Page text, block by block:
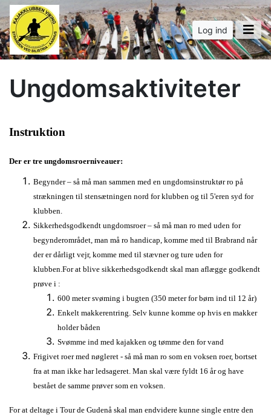
Log ind
Ungdomsaktiviteter
Instruktion
Der er tre ungdomsroerniveauer:
Begynder – så må man sammen med en ungdomsinstruktør ro på
strækningen til stensætningen nord for klubben og til 5'eren syd for
klubben.
Sikkerhedsgodkendt ungdomsroer – så må man ro med uden for
begynderområdet, man må ro handicap, komme med til Brabrand når
der er dårligt vejr, komme med til stævner og ture uden for
klubben.For at blive sikkerhedsgodkendt skal man aflægge godkendt
prøve i :
600 meter svøming i bugten (350 meter for børn ind til 12 år)
Enkelt makkerentring. Selv kunne komme op hvis en makker
holder båden
Svømme ind med kajakken og tømme den for vand
Frigivet roer med nøgleret - så må man ro som en voksen roer, bortset
fra at man ikke har ledsageret. Man skal være fyldt 16 år og have
bestået de samme prøver som en voksen.
For at deltage i Tour de Gudenå skal man endvidere kunne single entre den